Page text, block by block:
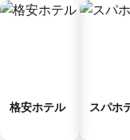
格安ホテル スパホ